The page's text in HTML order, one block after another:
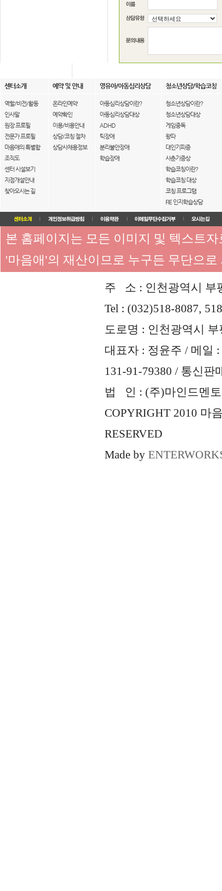
센터소개 예약 및 안내 영유아/아동심리상담 청소년상담/학습코칭
역할/비전/활동
인사말
원장 프로필
전문가 프로필
마음애의 특별함
조직도
센터 시설보기
지점개설안내
찾아오시는 길
온라인예약
예약확인
이용/비용안내
상담/코칭 절차
상담사채용정보
아동심리상담이란?
아동심리상담대상
ADHD
틱장애
분리불안장애
학습장애
청소년상담이란?
청소년상담대상
게임중독
왕따
대인기피증
사춘기증상
학습코칭이란?
학습코칭 대상
코칭 프로그램
FIE 인지학습상담
본 홈페이지는 모든 이미지 및 텍스트
'마음애'의 재산이므로 누구든 무단으
주 소 : 인천광역시 부
Tel : (032)518-8087,
도로명 : 인천광역시
대표자 : 정윤주 / 메일 :
131-91-79380 / 통신판
법 인 : (주)마인드멘토
COPYRIGHT 2010 마
RESERVED
Made by